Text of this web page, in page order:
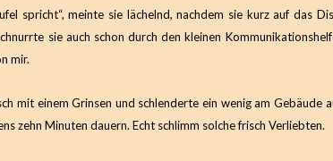
spricht“, meinte sie lächelnd, nachdem sie kurz auf das
sie auch schon durch den kleinen
mir.
mit einem Grinsen und schlenderte ein wenig am Gebäude
zehn Minuten dauern. Echt schlimm solche frisch Verliebten.